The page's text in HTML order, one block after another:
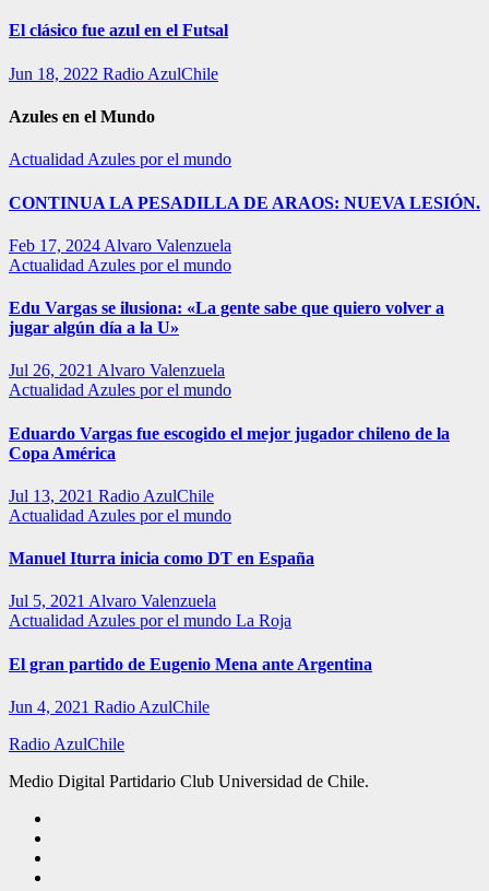
El clásico fue azul en el Futsal
Jun 18, 2022 Radio AzulChile
Azules en el Mundo
Actualidad Azules por el mundo
CONTINUA LA PESADILLA DE ARAOS: NUEVA LESIÓN.
Feb 17, 2024 Alvaro Valenzuela
Actualidad Azules por el mundo
Edu Vargas se ilusiona: «La gente sabe que quiero volver a
jugar algún día a la U»
Jul 26, 2021 Alvaro Valenzuela
Actualidad Azules por el mundo
Eduardo Vargas fue escogido el mejor jugador chileno de la
Copa América
Jul 13, 2021 Radio AzulChile
Actualidad Azules por el mundo
Manuel Iturra inicia como DT en España
Jul 5, 2021 Alvaro Valenzuela
Actualidad Azules por el mundo La Roja
El gran partido de Eugenio Mena ante Argentina
Jun 4, 2021 Radio AzulChile
Radio AzulChile
Medio Digital Partidario Club Universidad de Chile.